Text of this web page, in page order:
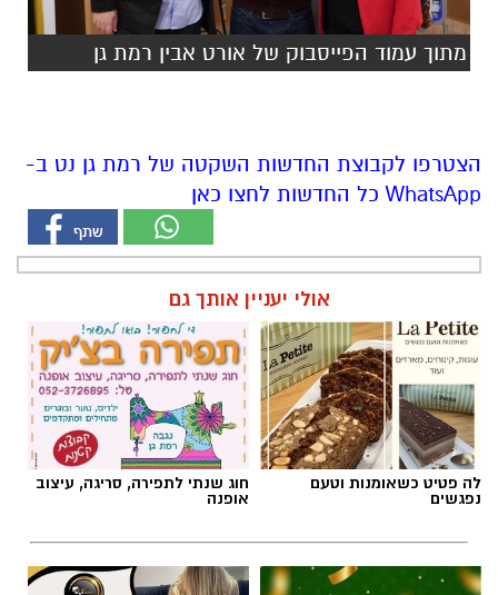
מתוך עמוד הפייסבוק של אורט אבין רמת גן
הצטרפו לקבוצת החדשות השקטה של רמת גן נט ב-
WhatsApp כל החדשות לחצו כאן
אולי יעניין אותך גם
לה פטיט כשאומנות וטעם
נפגשים
חוג שנתי לתפירה, סריגה, עיצוב
אופנה